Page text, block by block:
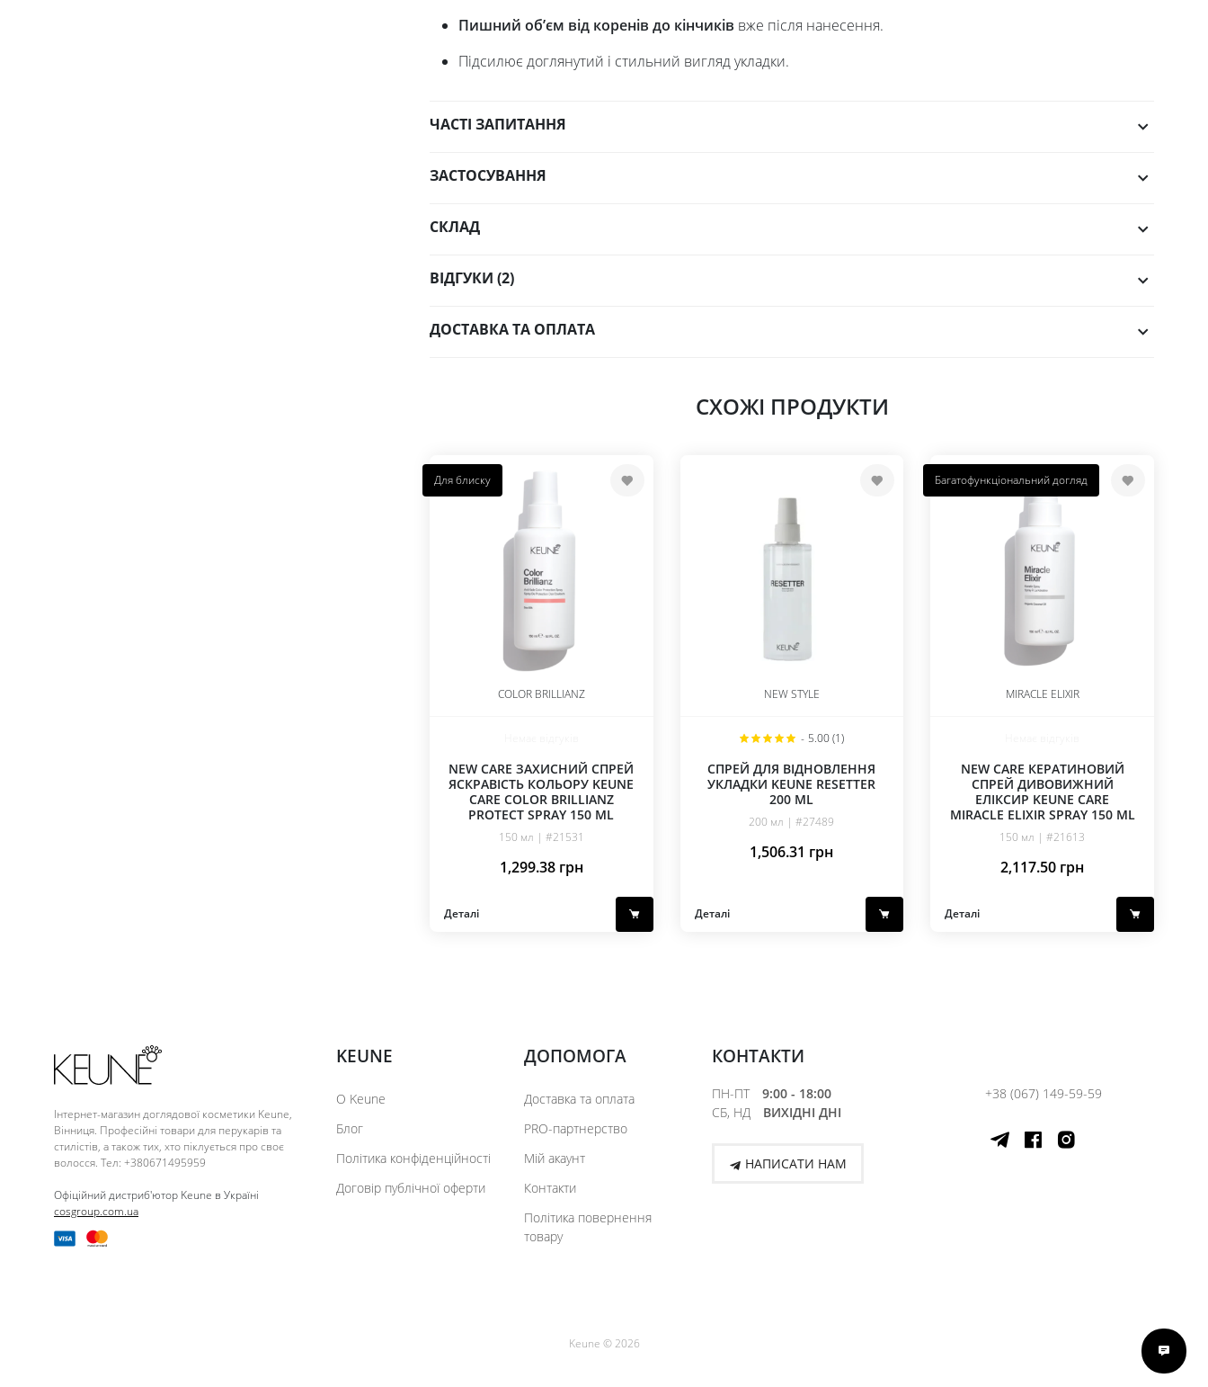
Пишний об’єм від коренів до кінчиків вже після нанесення.
Підсилює доглянутий і стильний вигляд укладки.
ЧАСТІ ЗАПИТАННЯ
ЗАСТОСУВАННЯ
СКЛАД
ВІДГУКИ (2)
ДОСТАВКА ТА ОПЛАТА
СХОЖІ ПРОДУКТИ
Для блиску
COLOR BRILLIANZ
NEW CARE ЗАХИСНИЙ СПРЕЙ
ЯСКРАВІСТЬ КОЛЬОРУ KEUNE
CARE COLOR BRILLIANZ
PROTECT SPRAY 150 ML
150 мл | #21531
1,299.38 грн
Деталі
NEW STYLE
- 5.00 (1)
СПРЕЙ ДЛЯ ВІДНОВЛЕННЯ
УКЛАДКИ KEUNE RESETTER
200 ML
200 мл | #27489
1,506.31 грн
Деталі
Багатофункціональний догляд
MIRACLE ELIXIR
NEW CARE КЕРАТИНОВИЙ
СПРЕЙ ДИВОВИЖНИЙ
ЕЛІКСИР KEUNE CARE
MIRACLE ELIXIR SPRAY 150 ML
150 мл | #21613
2,117.50 грн
Деталі
Інтернет-магазин доглядової косметики Keune,
Вінниця. Професійні товари для перукарів та
стилістів, а також тих, хто піклується про своє
волосся. Тел: +380671495959
Офіційний дистриб'ютор Keune в Україні
cosgroup.com.ua
KEUNE
О Keune
Блог
Політика конфіденційності
Договір публічної оферти
ДОПОМОГА
Доставка та оплата
PRO-партнерство
Мій акаунт
Контакти
Політика повернення
товару
КОНТАКТИ
ПН-ПТ
9:00 - 18:00
СБ, НД
ВИХІДНІ ДНІ
НАПИСАТИ НАМ
+38 (067) 149-59-59
Keune © 2026